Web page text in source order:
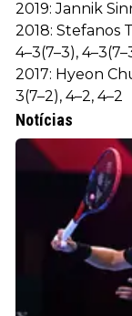
2019: Jannik
2018: Stefanos
4–3(7–3),
2017: Hyeon
3(7–2), 4–2, 4–2
Notícias